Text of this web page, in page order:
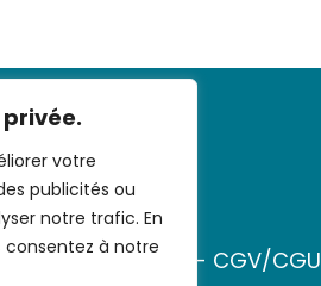
votre
publicités ou
notre trafic. En
consentez à notre
Nous contacter - CGV/CGU